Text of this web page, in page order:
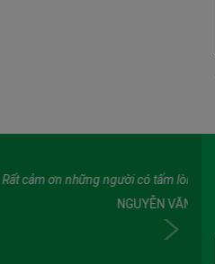
tấm lòng cứu người
VĂN MINH - SINH VIÊN